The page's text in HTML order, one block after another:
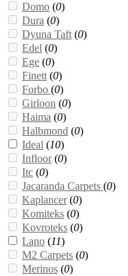
Domo (0)
Dura (0)
Dyuna Taft (0)
Edel (0)
Ege (0)
Finett (0)
Forbo (0)
Girloon (0)
Haima (0)
Halbmond (0)
Ideal (10)
Infloor(0)
Itc (0)
Jacaranda Carpets (0)
Kaplancer(0)
Komiteks (0)
Kovroteks (0)
Lano (11)
M2 Carpets (0)
Merinos (0)